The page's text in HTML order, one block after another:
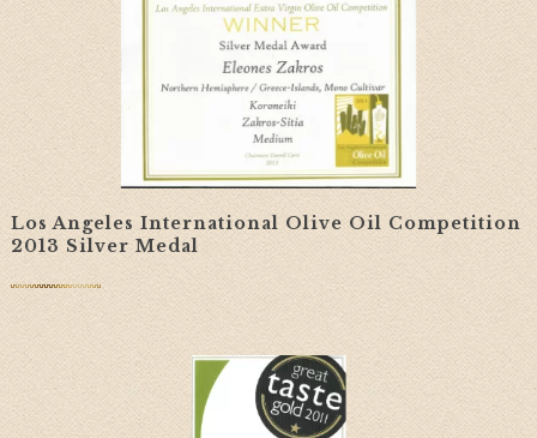
Los Angeles International Olive Oil Competition
2013 Silver Medal